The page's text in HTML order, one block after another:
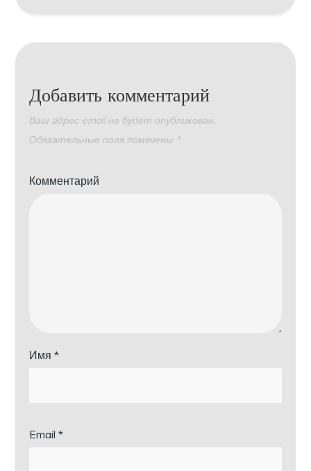
Добавить комментарий
Ваш адрес email не будет опубликован.
Обязательные поля помечены *
Комментарий
Имя*
Email*